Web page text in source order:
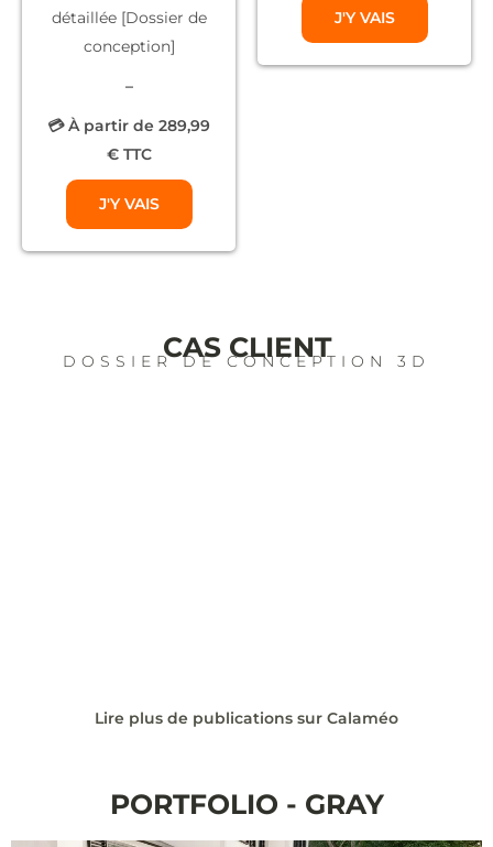
détaillée [Dossier de
conception]
–
💳 À partir de 289,99
€ TTC
J'Y VAIS
J'Y VAIS
CAS CLIENT
DOSSIER DE CONCEPTION 3D
Lire plus de publications sur Calaméo
PORTFOLIO - GRAY